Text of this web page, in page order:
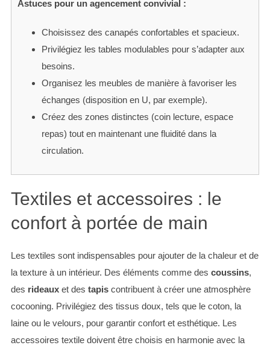
Astuces pour un agencement convivial :
Choisissez des canapés confortables et spacieux.
Privilégiez les tables modulables pour s’adapter aux
besoins.
Organisez les meubles de manière à favoriser les
échanges (disposition en U, par exemple).
Créez des zones distinctes (coin lecture, espace
repas) tout en maintenant une fluidité dans la
circulation.
Textiles et accessoires : le
confort à portée de main
Les textiles sont indispensables pour ajouter de la chaleur et de
la texture à un intérieur. Des éléments comme des coussins,
des rideauxet des tapiscontribuent à créer une atmosphère
cocooning. Privilégiez des tissus doux, tels que le coton, la
laine ou le velours, pour garantir confort et esthétique. Les
accessoires textile doivent être choisis en harmonie avec la